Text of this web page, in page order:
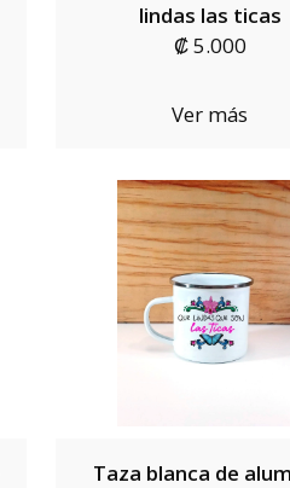
lindas las ticas
₡ 5.000
Ver más
Taza blanca de